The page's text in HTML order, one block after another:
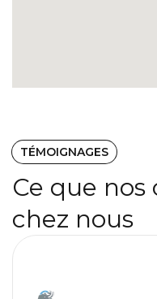
TÉMOIGNAGES
Ce que
chez nous